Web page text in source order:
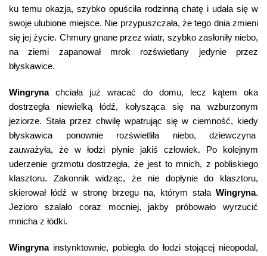
ku temu okazja, szybko opuściła rodzinną chatę i udała się w
swoje ulubione miejsce. Nie przypuszczała, że tego dnia zmieni
się jej życie. Chmury gnane przez wiatr, szybko zasłoniły niebo,
na ziemi zapanował mrok rozświetlany jedynie przez
błyskawice.
Wingrynachciała już wracać do domu, lecz kątem oka
dostrzegła niewielką łódź, kołysząca się na wzburzonym
jeziorze. Stała przez chwilę wpatrując się w ciemność, kiedy
błyskawica ponownie rozświetliła niebo, dziewczyna
zauważyła, że w łodzi płynie jakiś człowiek. Po kolejnym
uderzenie grzmotu dostrzegła, że jest to mnich, z pobliskiego
klasztoru. Zakonnik widząc, że nie dopłynie do klasztoru,
skierował łódź w stronę brzegu na, którym stała Wingryna.
Jezioro szalało coraz mocniej, jakby próbowało wyrzucić
mnicha z łódki.
Wingrynainstynktownie, pobiegła do łodzi stojącej nieopodal,